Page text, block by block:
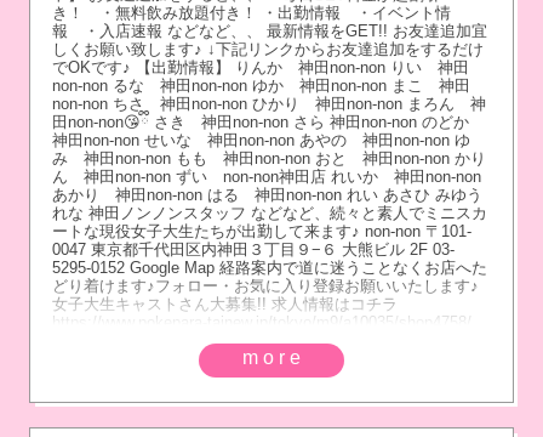
き！ ・無料飲み放題付き！ ・出勤情報 ・イベント情
報 ・入店速報 などなど、、 最新情報をGET!! お友達追加宜
しくお願い致します♪ ↓下記リンクからお友達追加をするだけ
でOKです♪ 【出勤情報】 りんか 神田non-non りい 神田
non-non るな 神田non-non ゆか 神田non-non まこ 神田
non-non ちさ 神田non-non ひかり 神田non-non まろん 神
田non-non😘ྀི さき 神田non-non さら 神田non-non のどか
神田non-non せいな 神田non-non あやの 神田non-non ゆ
み 神田non-non もも 神田non-non おと 神田non-non かり
ん 神田non-non ずい non-non神田店 れいか 神田non-non
あかり 神田non-non はる 神田non-non れい あさひ みゆう
れな 神田ノンノンスタッフ などなど、続々と素人でミニスカ
ートな現役女子大生たちが出勤して来ます♪ non-non 〒101-
0047 東京都千代田区内神田３丁目９−６ 大熊ビル 2F 03-
5295-0152 Google Map 経路案内で道に迷うことなくお店へた
どり着けます♪フォロー・お気に入り登録お願いいたします♪
女子大生キャストさん大募集!! 求人情報はコチラ
https://www.pokepara-tainew.jp/tokyo/m9/a10035/shop4758/
more